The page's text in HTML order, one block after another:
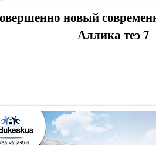
новый
Аллика теэ 7